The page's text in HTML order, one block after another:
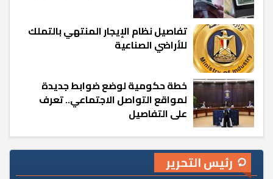
تفاصيل نظام الإيجار المنتهي بالتملك
للأراضي الصناعية
خطة حكومية لوضع ضوابط جديدة
لمواقع التواصل الاجتماعي.. تعرف
على التفاصيل
رئيس التحرير